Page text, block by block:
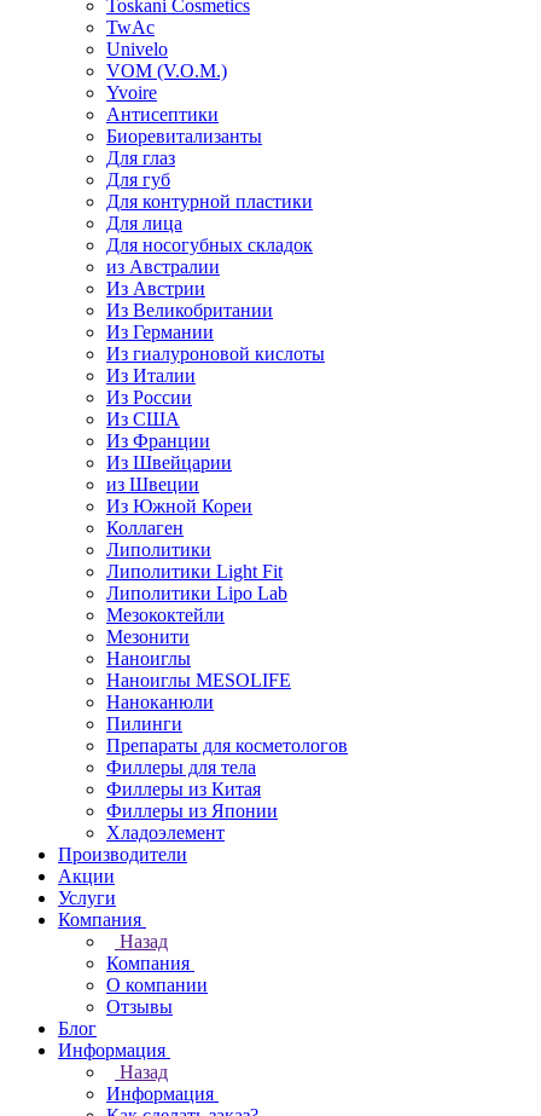
Toskani Cosmetics
TwAc
Univelo
VOM (V.O.M.)
Yvoire
Антисептики
Биоревитализанты
Для глаз
Для губ
Для контурной пластики
Для лица
Для носогубных складок
из Австралии
Из Австрии
Из Великобритании
Из Германии
Из гиалуроновой кислоты
Из Италии
Из России
Из США
Из Франции
Из Швейцарии
из Швеции
Из Южной Кореи
Коллаген
Липолитики
Липолитики Light Fit
Липолитики Lipo Lab
Мезококтейли
Мезонити
Наноиглы
Наноиглы MESOLIFE
Наноканюли
Пилинги
Препараты для косметологов
Филлеры для тела
Филлеры из Китая
Филлеры из Японии
Хладоэлемент
Производители
Акции
Услуги
Компания
Назад
Компания
О компании
Отзывы
Блог
Информация
Назад
Информация